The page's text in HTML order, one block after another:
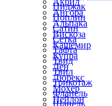
Пиджак
Поплин
Сатин
Сетка
Тафта
Твид
Твил
Трикотаж
Фланель
Шанель
Ангора
Альпака
Вискоза
Кашемир
Купра
Лен
Люрекс
Мохер
Нейлон